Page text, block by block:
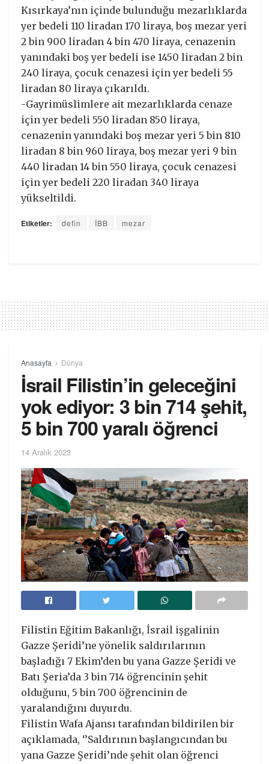
Kısırkaya’nın içinde bulunduğu mezarlıklarda
yer bedeli 110 liradan 170 liraya, boş mezar yeri
2 bin 900 liradan 4 bin 470 liraya, cenazenin
yanındaki boş yer bedeli ise 1450 liradan 2 bin
240 liraya, çocuk cenazesi için yer bedeli 55
liradan 80 liraya çıkarıldı.
-Gayrimüslimlere ait mezarlıklarda cenaze
için yer bedeli 550 liradan 850 liraya,
cenazenin yanındaki boş mezar yeri 5 bin 810
liradan 8 bin 960 liraya, boş mezar yeri 9 bin
440 liradan 14 bin 550 liraya, çocuk cenazesi
için yer bedeli 220 liradan 340 liraya
yükseltildi.
Etiketler: defin İBB mezar
Anasayfa Dünya
İsrail Filistin’in geleceğini
yok ediyor: 3 bin 714 şehit,
5 bin 700 yaralı öğrenci
14 Aralık 2023
Filistin Eğitim Bakanlığı, İsrail işgalinin
Gazze Şeridi’ne yönelik saldırılarının
başladığı 7 Ekim’den bu yana Gazze Şeridi ve
Batı Şeria’da 3 bin 714 öğrencinin şehit
olduğunu, 5 bin 700 öğrencinin de
yaralandığını duyurdu.
Filistin Wafa Ajansı tarafından bildirilen bir
açıklamada, ‘’Saldırının başlangıcından bu
yana Gazze Şeridi’nde şehit olan öğrenci